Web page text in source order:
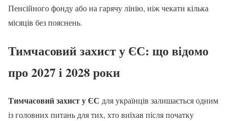
Пенсійного фонду або на гарячу лінію, ніж чекати кілька
місяців без пояснень.
Тимчасовий захист у ЄС: що відомо
про 2027 і 2028 роки
Тимчасовий захист у ЄС для українців залишається одним
із головних питань для тих, хто виїхав після початку